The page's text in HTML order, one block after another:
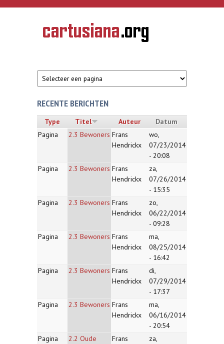
Overslaan en naar de inhoud gaan
CARTUSIANA
Geschiedenis
van de
RECENTE BERICHTEN
Type Titel Auteur
Datum
Pagina
2.3 Bewoners Frans
Hendrickx
wo,
07/23/2014
- 20:08
Pagina
2.3 Bewoners Frans
Hendrickx
za,
07/26/2014
- 15:35
Pagina
2.3 Bewoners Frans
Hendrickx
zo,
06/22/2014
- 09:28
Pagina
2.3 Bewoners Frans
Hendrickx
ma,
08/25/2014
- 16:42
Pagina
2.3 Bewoners Frans
Hendrickx
di,
07/29/2014
- 17:37
Pagina
2.3 Bewoners Frans
Hendrickx
ma,
06/16/2014
- 20:54
Pagina
2.2 Oude
Frans
za,